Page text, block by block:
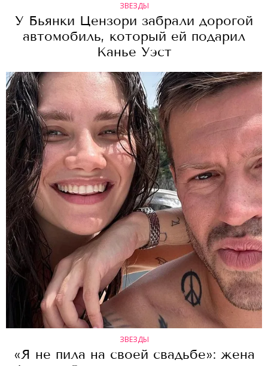
ЗВЕЗДЫ
У Бьянки Цензори забрали дорогой
автомобиль, который ей подарил
Канье Уэст
ЗВЕЗДЫ
«Я не пила на своей свадьбе»: жена